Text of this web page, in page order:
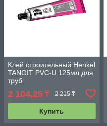
Клей строительный Henkel
TANGIT PVC-U 125мл для
труб
2 104,25 ₸ 2 215 ₸
Купить